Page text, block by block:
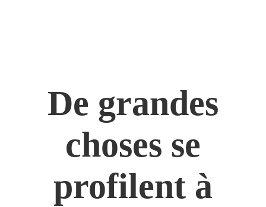
De grandes
choses se
profilent à